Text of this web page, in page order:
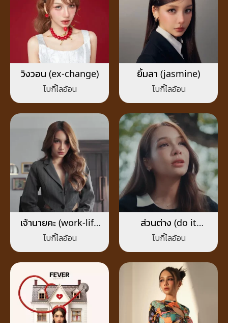
วิงวอน (ex-change)
โบกี้ไลอ้อน
ยิ้มลา (jasmine)
โบกี้ไลอ้อน
เจ้านายคะ (work-life
imbalance)
โบกี้ไลอ้อน
ส่วนต่าง (do it
without me)
โบกี้ไลอ้อน